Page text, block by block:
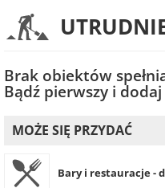
Brak obiektów
Bądź pierwszy i dodaj
MOŻE SIĘ PRZYDAĆ
Bary i restauracje -